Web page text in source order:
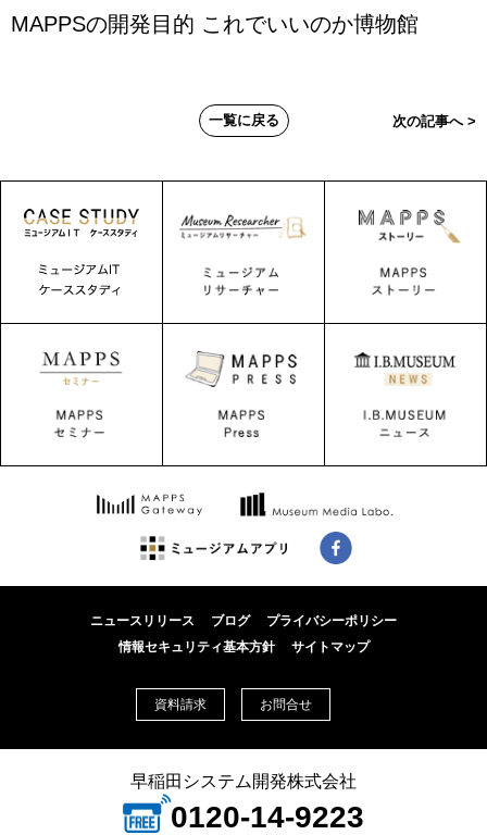
MAPPSの開発目的 これでいいのか博物館
一覧に戻る 次の記事へ >
ニュースリリース ブログ
プライバシーポリシー
情報セキュリティ基本方針
サイトマップ
資料請求 お問合せ
早稲田システム開発株式会社
0120-14-9223